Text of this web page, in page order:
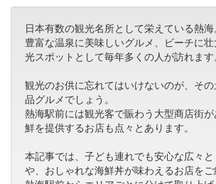
日本有数の観光名所として栄えている熱海
豊富な温泉に美味しいグルメ、ビーチに
光スポットとして毎年多くの人が訪れます
観光のお供に忘れてはいけないのが、そ
品グルメでしょう。
熱海駅前には観光客で賑わう大型商店街
鮮を提供するお店も点々とあります。
本記事では、子ども連れでも安心な広々
や、おしゃれな海鮮丼が味わえるお店をご